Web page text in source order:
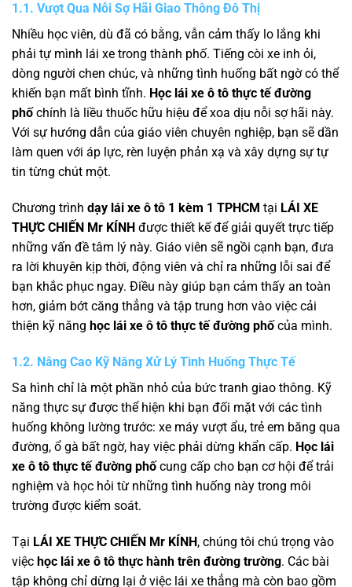
1.1. Vượt Qua Nỗi Sợ Hãi Giao Thông Đô Thị
Nhiều học viên, dù đã có bằng, vẫn cảm thấy lo lắng khi
phải tự mình lái xe trong thành phố. Tiếng còi xe inh ỏi,
dòng người chen chúc, và những tình huống bất ngờ có thể
khiến bạn mất bình tĩnh. Học lái xe ô tô thực tế đường
phố chính là liều thuốc hữu hiệu để xoa dịu nỗi sợ hãi này.
Với sự hướng dẫn của giáo viên chuyên nghiệp, bạn sẽ dần
làm quen với áp lực, rèn luyện phản xạ và xây dựng sự tự
tin từng chút một.
Chương trình dạy lái xe ô tô 1 kèm 1 TPHCM tại LÁI XE
THỰC CHIẾN Mr KÍNH được thiết kế để giải quyết trực tiếp
những vấn đề tâm lý này. Giáo viên sẽ ngồi cạnh bạn, đưa
ra lời khuyên kịp thời, động viên và chỉ ra những lỗi sai để
bạn khắc phục ngay. Điều này giúp bạn cảm thấy an toàn
hơn, giảm bớt căng thẳng và tập trung hơn vào việc cải
thiện kỹ năng học lái xe ô tô thực tế đường phốcủa mình.
1.2. Nâng Cao Kỹ Năng Xử Lý Tình Huống Thực Tế
Sa hình chỉ là một phần nhỏ của bức tranh giao thông. Kỹ
năng thực sự được thể hiện khi bạn đối mặt với các tình
huống không lường trước: xe máy vượt ẩu, trẻ em băng qua
đường, ổ gà bất ngờ, hay việc phải dừng khẩn cấp. Học lái
xe ô tô thực tế đường phốcung cấp cho bạn cơ hội để trải
nghiệm và học hỏi từ những tình huống này trong môi
trường được kiểm soát.
Tại LÁI XE THỰC CHIẾN Mr KÍNH, chúng tôi chú trọng vào
việc học lái xe ô tô thực hành trên đường trường. Các bài
tập không chỉ dừng lại ở việc lái xe thẳng mà còn bao gồm